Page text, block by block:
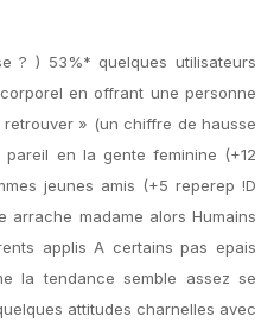
? ) 53%* quelques utilisateurs
en offrant une personne
» (un chiffre de hausse
pareil en la gente feminine (+12
jeunes amis (+5 reperep !D
arrache madame alors Humains
applis A certains pas epais
la tendance semble assez se
attitudes charnelles avec